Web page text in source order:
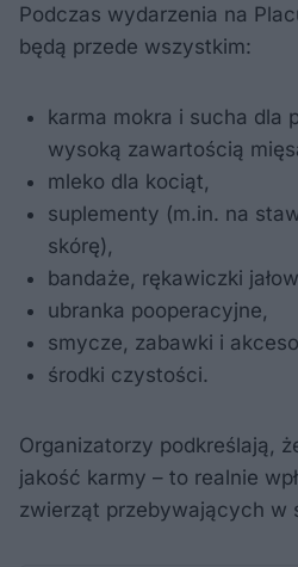
Podczas wydarzenia na
będą przede wszystkim:
karma mokra i sucha dla
wysoką zawartością
mleko dla kociąt,
suplementy (m.in. na
skórę),
bandaże, rękawiczki
ubranka pooperacyjne,
smycze, zabawki i
środki czystości.
Organizatorzy podkreślają,
jakość karmy – to realnie
zwierząt przebywających w